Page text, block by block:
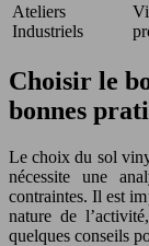
Ateliers
Industriels
Choisir le
bonnes
Le choix du sol
nécessite une
contraintes. Il est
nature de
quelques conseils